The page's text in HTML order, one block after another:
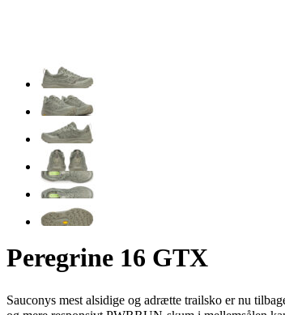
Peregrine 16 GTX
Sauconys mest alsidige og adrætte trailsko er nu